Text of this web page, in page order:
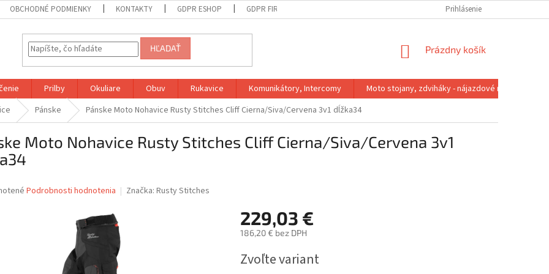
OBCHODNÉ PODMIENKY KONTAKTY GDPR ESHOP GDPR FIRMA VÝMENA VEĽKOSTI
Prihlásenie
HĽADAŤ
NÁKUPNÝ
Prázdny košík
Prilby Okuliare Obuv Rukavice Komunikátory, Intercomy Moto stojany, zdviháky - nájazdové rampy
Pánske Pánske Moto Nohavice Rusty Stitches Cliff Cierna/Siva/Cervena 3v1 dĺžka34
Moto Nohavice Rusty Stitches Cliff Cierna/Siva/Cervena 3v1
Podrobnosti hodnotenia Značka: Rusty Stitches
229,03 €
186,20 € bez DPH
cena:
Zvoľte variant